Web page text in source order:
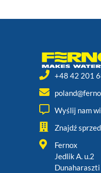
+48 42 201
Wyślij nam
Znajdź
Fernox
Jedlik A. u.2
Dunaharaszti